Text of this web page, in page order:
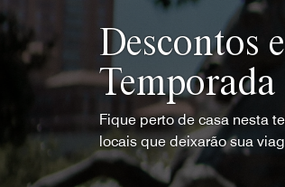
Descontos
Temporada
Fique perto de casa nesta
locais que deixarão sua